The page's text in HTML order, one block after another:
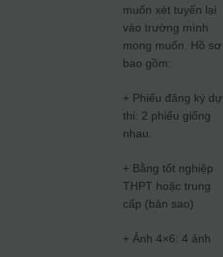
muốn xét tuyển lại
vào trường mình
mong muốn. Hồ sơ
bao gồm:
+ Phiếu đăng ký dự
thi: 2 phiếu giống
nhau.
+ Bằng tốt nghiệp
THPT hoặc trung
cấp (bản sao)
+ Ảnh 4×6: 4 ảnh